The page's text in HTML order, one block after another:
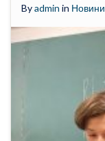
Byadmin in Новини